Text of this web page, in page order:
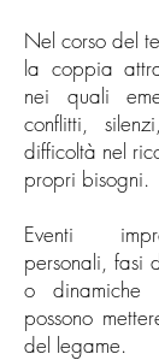
Nel corso del
la coppia
nei quali
conflitti,
difficoltà nel
propri bisogni.
Eventi
personali, fasi
o dinamiche
possono
del legame.